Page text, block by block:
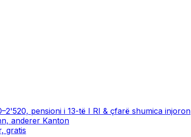
pensioni i 13-të I RI & çfarë shumica injoron
anderer Kanton
gratis